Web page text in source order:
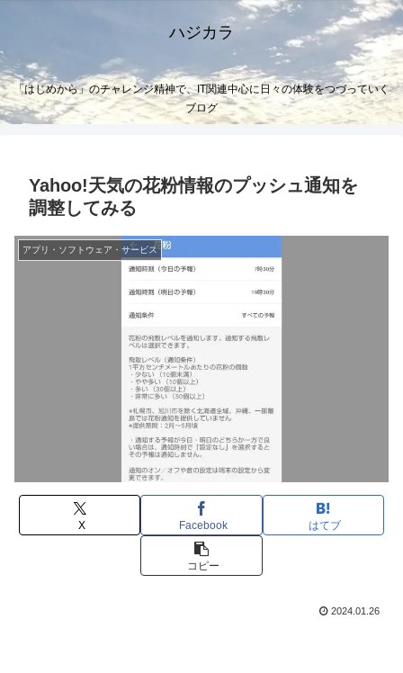
ハジカラ
「はじめから」のチャレンジ精神で、IT関連中心に日々の体験をつづっていく
ブログ
Yahoo!天気の花粉情報のプッシュ通知を
調整してみる
アプリ・ソフトウェア・サービス
X Facebook はてブ
コピー
2024.01.26